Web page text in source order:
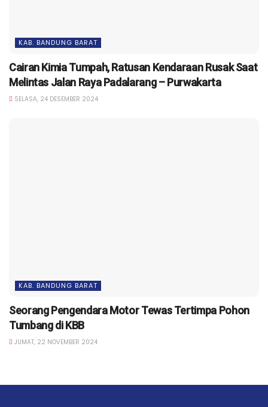
KAB. BANDUNG BARAT
Cairan Kimia Tumpah, Ratusan Kendaraan Rusak Saat
Melintas Jalan Raya Padalarang – Purwakarta
SELASA, 24 DESEMBER 2024
KAB. BANDUNG BARAT
Seorang Pengendara Motor Tewas Tertimpa Pohon
Tumbang di KBB
JUMAT, 22 NOVEMBER 2024